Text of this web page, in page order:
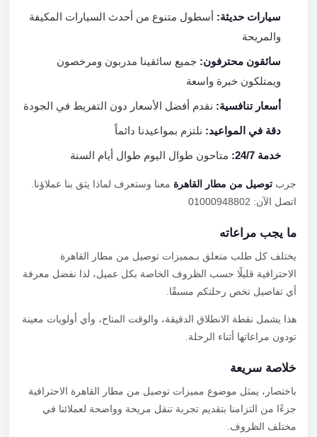
سيارات حديثة:أسطول متنوع من أحدث السيارات المكيفة
والمريحة
سائقون محترفون:جميع سائقينا مدربون ومرخصون
ويمتلكون خبرة واسعة
أسعار تنافسية:نقدم أفضل الأسعار دون التفريط في الجودة
دقة في المواعيد:نلتزم بمواعيدنا دائماً
خدمة 24/7: متاحون طوال اليوم طوال أيام السنة
جربتوصيل من مطار القاهرةمعنا وستعرف لماذا يثق بنا عملاؤنا.
اتصل الآن: 01000948802
ما يجب مراعاته
يختلف كل طلب متعلق بـمميزات توصيل من مطار القاهرة
الاحترافية قليلًا حسب الظروف الخاصة بكل عميل، لذا نفضل معرفة
أي تفاصيل تخص رحلتكم مسبقًا.
هذا يشمل نقطة الانطلاق الدقيقة، والوقت المتاح، وأي أولويات معينة
تودون مراعاتها أثناء الرحلة.
خلاصة سريعة
باختصار، يمثل موضوع مميزات توصيل من مطار القاهرة الاحترافية
جزءًا من التزامنا بتقديم تجربة تنقل مريحة وواضحة لعملائنا في
مختلف الظروف.